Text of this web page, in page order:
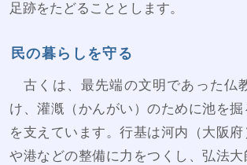
足跡をたどることとします。
民の暮らしを守る
古くは、最先端の文明であった仏
け、灌漑（かんがい）のために池を
を支えています。行基は河内（大阪
や港などの整備に力をつくし、弘法